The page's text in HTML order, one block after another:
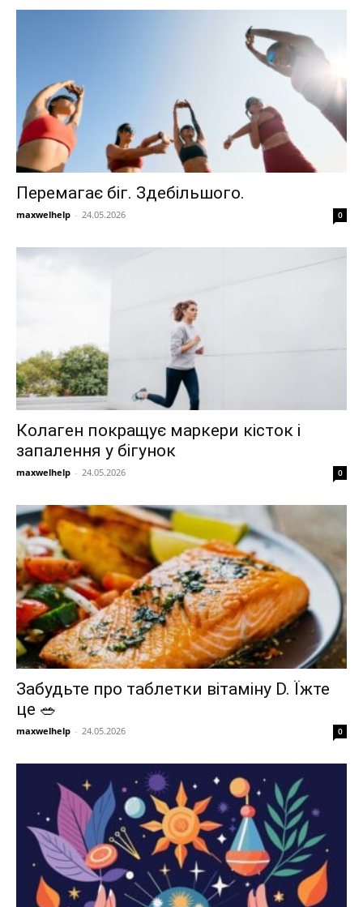
Перемагає біг. Здебільшого.
maxwelhelp - 24.05.2026 0
Колаген покращує маркери кісток і
запалення у бігунок
maxwelhelp - 24.05.2026 0
Забудьте про таблетки вітаміну D. Їжте
це 🥗
maxwelhelp - 24.05.2026 0